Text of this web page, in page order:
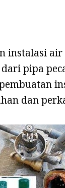
instalasi air
pipa
dan